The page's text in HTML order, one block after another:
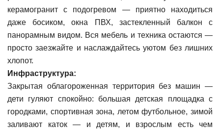
керамогранит с подогревом — приятно находиться
даже босиком, окна ПВХ, застекленный балкон с
панорамным видом. Вся мебель и техника остаются —
просто заезжайте и наслаждайтесь уютом без лишних
хлопот.
Инфраструктура:
Закрытая облагороженная территория без машин —
дети гуляют спокойно: большая детская площадка с
городками, спортивная зона, летом футбольное, зимой
заливают каток — и детям, и взрослым есть чем